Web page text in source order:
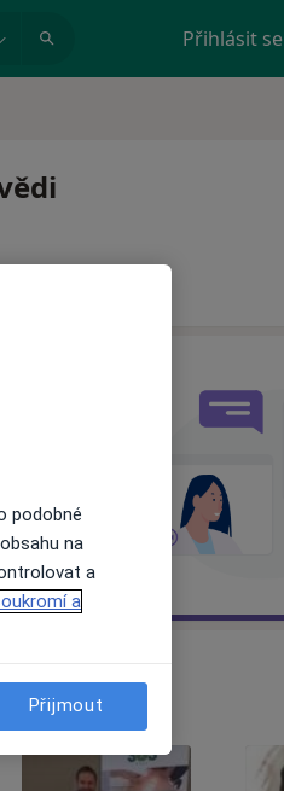
Přihlásit se
podobné
na
a
a
Přijmout